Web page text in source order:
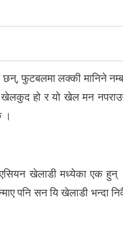
छन्, फुटबलमा लक्की मानिने
खेलकुद हो र यो खेल मन
।
एसियन खेलाडी मध्येका एक हुन्
पनि सन यि खेलाडी भन्दा